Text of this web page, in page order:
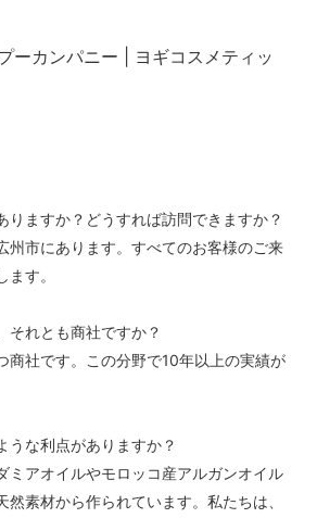
りますか？どうすれば訪問できますか？
州市にあります。すべてのお客様のご来
す。
それとも商社ですか？
商社です。この分野で10年以上の実績が
うな利点がありますか？
ミアオイルやモロッコ産アルガンオイル
然素材から作られています。私たちは、